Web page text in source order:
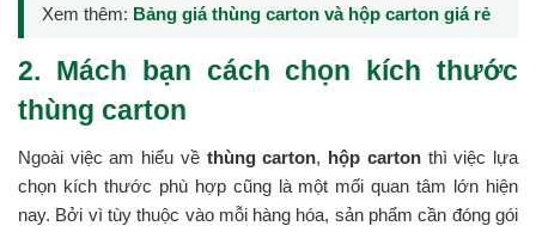
Xem thêm: Bảng giá thùng carton và hộp carton giá rẻ
2. Mách bạn cách chọn kích thước
thùng carton
Ngoài việc am hiểu về thùng carton, hộp cartonthì việc lựa
chọn kích thước phù hợp cũng là một mối quan tâm lớn hiện
nay. Bởi vì tùy thuộc vào mỗi hàng hóa, sản phẩm cần đóng gói